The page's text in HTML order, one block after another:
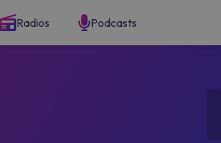
Radios Podcasts